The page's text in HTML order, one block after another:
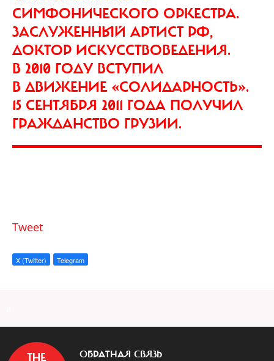
СИМФОНИЧЕСКОГО ОРКЕСТРА.
ЗАСЛУЖЕННЫЙ АРТИСТ РФ,
ДОКТОР ИСКУССТВОВЕДЕНИЯ.
В 2010 ГОДУ ВСТУПИЛ
В ДВИЖЕНИЕ «СОЛИДАРНОСТЬ».
15 СЕНТЯБРЯ 2011 ГОДА ПОЛУЧИЛ
ГРАЖДАНСТВО ГРУЗИИ.
Tweet
X (Twitter) Telegram
ОБРАТНАЯ СВЯЗЬ